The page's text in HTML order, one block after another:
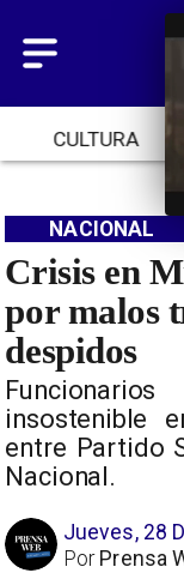
CULTURA
Crisis en
por malos
despidos
insostenible
entre Partido
Nacional.
NACIONAL
Jueves, 28
Prensa
Por